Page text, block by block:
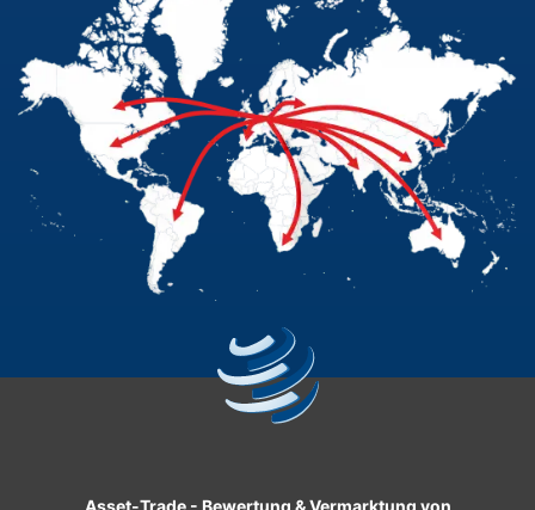
Asset-Trade - Bewertung & Vermarktung von